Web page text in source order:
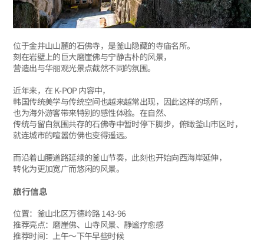
位于金井山山麓的石佛寺，是釜山隐藏的寺庙名所。
刻在岩壁上的巨大磨崖佛与宁静古朴的风景，
营造出与华丽观光景点截然不同的氛围。
近年来，在 K-POP 内容中，
韩国传统美学与传统空间也越来越常出现，因此这样的场所，
也为海外游客带来特别的感性体验。在自然、
传统与留白氛围共存的石佛寺中暂时停下脚步，俯瞰釜山市区时，
就连城市的喧嚣仿佛也变得遥远。
而沿着山腰道路延续的釜山节奏，此刻也开始向西海岸延伸，
转化为更加宽广而悠闲的风景。
旅行信息
位置：釜山北区万德岭路 143-96
推荐亮点：磨崖佛、山寺风景、静谧疗愈感
推荐时间：上午～下午早些时候